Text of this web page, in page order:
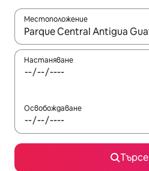
Местоположение
Когато резултатите се
Настаняване
Освобождаване